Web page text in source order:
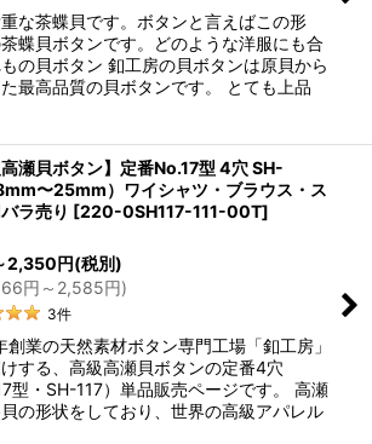
な茶蝶貝です。ボタンと言えばこの形
蝶貝ボタンです。どのような洋服にも合
の貝ボタン 釦工房の貝ボタンは原貝から
最高品質の貝ボタンです。 とても上品
高瀬貝ボタン】定番No.17型 4穴 SH-
〜25mm）ワイシャツ・ブラウス・ス
ラ売り [220-0SH117-111-00T]
2,350円(税別)
66円 ～2,585円)
3件
業の天然素材ボタン専門工場「釦工房」
する、高級高瀬貝ボタンの定番4穴
型・SH-117）単品販売ページです。 高瀬
の形状をしており、世界の高級アパレル